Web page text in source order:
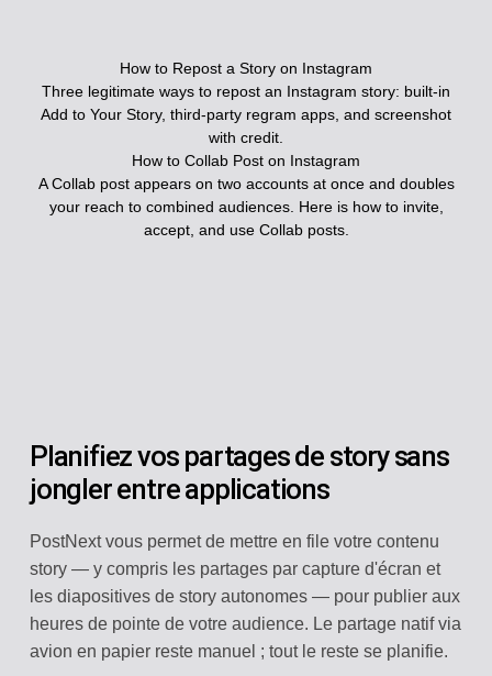
How to Repost a Story on Instagram
Three legitimate ways to repost an Instagram story: built-in
Add to Your Story, third-party regram apps, and screenshot
with credit.
How to Collab Post on Instagram
A Collab post appears on two accounts at once and doubles
your reach to combined audiences. Here is how to invite,
accept, and use Collab posts.
Planifiez vos partages de story sans
jongler entre applications
PostNext vous permet de mettre en file votre contenu
story — y compris les partages par capture d'écran et
les diapositives de story autonomes — pour publier aux
heures de pointe de votre audience. Le partage natif via
avion en papier reste manuel ; tout le reste se planifie.